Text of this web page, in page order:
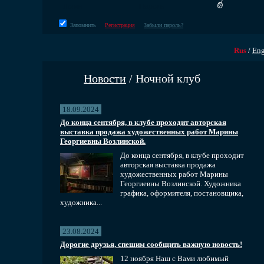
Запомнить Регистрация Забыли пароль?
Rus /
Новости / Ночной клуб
18.09.2024
До конца сентября, в клубе проходит авторская
выставка продажа художественных работ Марины
Георгиевны Возлинской.
До конца сентября, в клубе проходит
авторская выставка продажа
художественных работ Марины
Георгиевны Возлинской. Художника
графика, оформителя, постановщика,
художника...
23.08.2024
Дорогие друзья, спешим сообщить важную новость!
12 ноября Наш с Вами любимый